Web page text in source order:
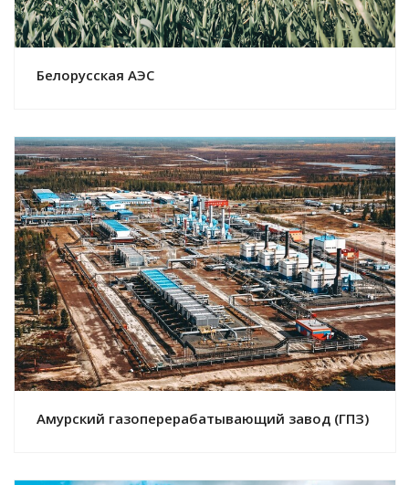
Белорусская АЭС
Смотреть проект
Амурский газоперерабатывающий завод (ГПЗ)